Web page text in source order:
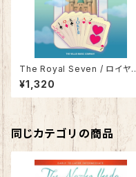
The Royal Seven / ロイヤ
ル・セブン〜トランプ城の物語〜
¥1,320
同じカテゴリの商品